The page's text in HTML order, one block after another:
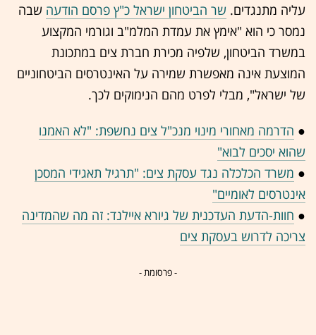
עליה מתנגדים. שר הביטחון ישראל כ"ץ פרסם הודעה שבה
נמסר כי הוא "אימץ את עמדת המלמ"ב וגורמי המקצוע
במשרד הביטחון, שלפיה מכירת חברת צים במתכונת
המוצעת אינה מאפשרת שמירה על האינטרסים הביטחוניים
של ישראל", מבלי לפרט מהם הנימוקים לכך.
● הדרמה מאחורי מינוי מנכ"ל צים נחשפת: "לא האמנו
שהוא יסכים לבוא"
● משרד הכלכלה נגד עסקת צים: "תרגיל תאגידי המסכן
אינטרסים לאומיים"
● חוות-הדעת העדכנית של גיורא איילנד: זה מה שהמדינה
צריכה לדרוש בעסקת צים
- פרסומת -